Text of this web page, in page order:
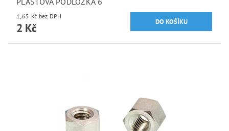
1,65 Kč bez DPH
2 Kč